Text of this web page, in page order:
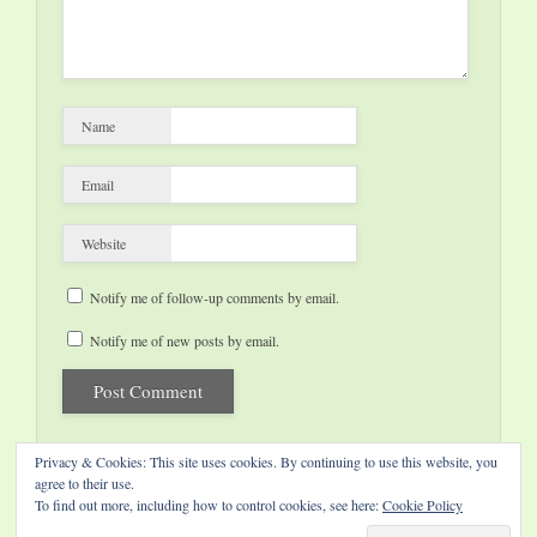
Name
Email
Website
Notify me of follow-up comments by email.
Notify me of new posts by email.
Privacy & Cookies: This site uses cookies. By continuing to use this website, you
agree to their use.
To find out more, including how to control cookies, see here:Cookie Policy